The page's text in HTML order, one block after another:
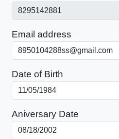
Email address
Date of Birth
Aniversary Date